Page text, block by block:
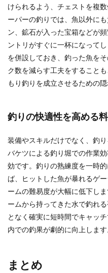
けられるよう、チェストを複
ーパーの釣りでは、魚以外に
ン、鉱石が入った宝箱などが
ントリがすぐに一杯になって
を併設しておき、釣った魚を
ク数を減らす工夫をすること
もり釣りを成立させるための隠
釣りの快適性を高める
装備やスキルだけでなく、釣
バケツによる釣り堀での作業
効です。釣りの熟練度を一時
ば、ヒットした魚が暴れるゲ
ームの難易度が大幅に低下し
ームから持ってきた水で釣れ
となく確実に短時間でキャッ
内での釣果が劇的に向上します
まとめ